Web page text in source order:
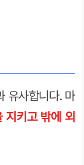
유사합니다. 마
지키고 밖에 외